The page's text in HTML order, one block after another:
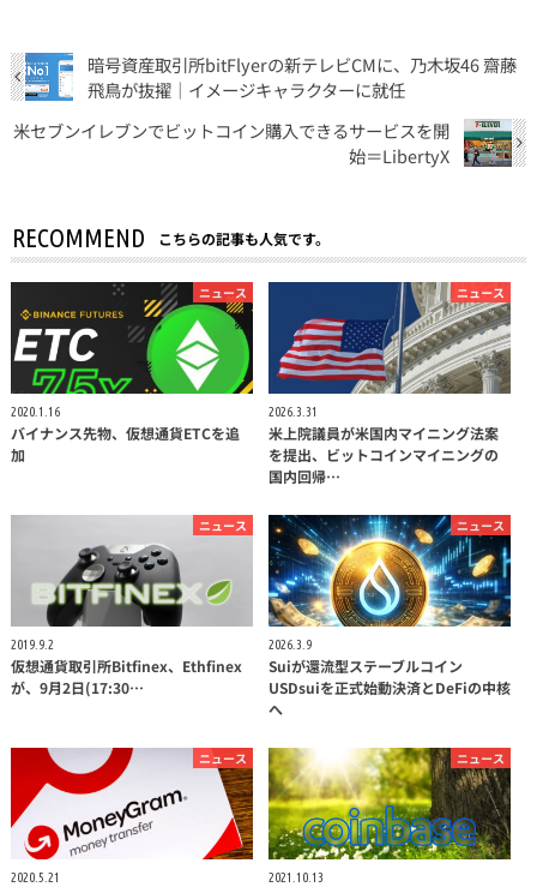
暗号資産取引所bitFlyerの新テレビCMに、乃木坂46 齋藤
飛鳥が抜擢｜イメージキャラクターに就任
米セブンイレブンでビットコイン購入できるサービスを開
始＝LibertyX
RECOMMEND こちらの記事も人気です。
ニュース
2020.1.16
バイナンス先物、仮想通貨ETCを追
加
ニュース
2026.3.31
米上院議員が米国内マイニング法案
を提出、ビットコインマイニングの
国内回帰…
ニュース
2019.9.2
仮想通貨取引所Bitfinex、Ethfinex
が、9月2日(17:30…
ニュース
2026.3.9
Suiが還流型ステーブルコイン
USDsuiを正式始動決済とDeFiの中核
へ
ニュース
2020.5.21
ニュース
2021.10.13